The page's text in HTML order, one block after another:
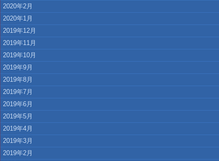
2020年2月
2020年1月
2019年12月
2019年11月
2019年10月
2019年9月
2019年8月
2019年7月
2019年6月
2019年5月
2019年4月
2019年3月
2019年2月